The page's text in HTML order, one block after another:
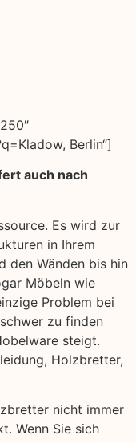
Berlin“]
auch nach
Es wird zur
in Ihrem
den Wänden bis hin
Möbeln wie
Problem bei
zu finden
steigt.
Holzbretter,
nicht immer
Wenn Sie sich